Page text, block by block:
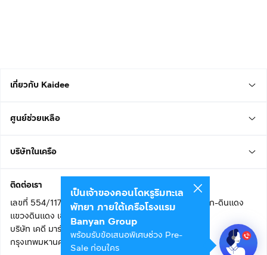
เกี่ยวกับ Kaidee
ศูนย์ช่วยเหลือ
บริษัทในเครือ
ติดต่อเรา
เลขที่ 554/117 อาคารสกายไนน์ เซ็นเตอร์ ชั้น 22 ถนนอโศก-ดินแดง
แขวงดินแดง เขตดินแดง
บริษัท เคดี มาร์เก็ตเพลส จำกัด (สำนักงานใหญ่)
กรุงเทพมหานคร 10400
เป็นเจ้าของคอนโดหรูริมทะเล
พัทยา ภายใต้เครือโรงแรม
Banyan Group
พร้อมรับข้อเสนอพิเศษช่วง Pre-
Sale ก่อนใคร